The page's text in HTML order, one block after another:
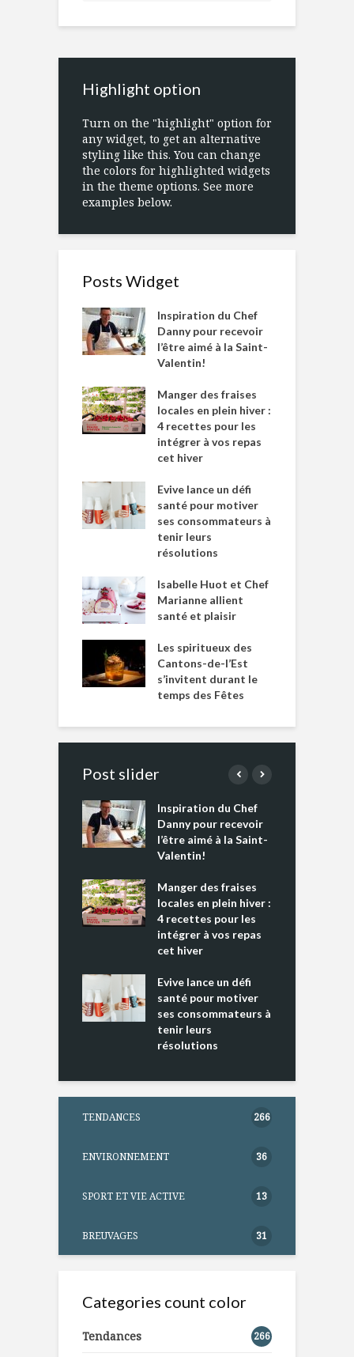
Highlight option
Turn on the "highlight" option for
any widget, to get an alternative
styling like this. You can change
the colors for highlighted widgets
in the theme options. See more
examples below.
Posts Widget
Inspiration du Chef
Danny pour recevoir
l’être aimé à la Saint-
Valentin!
Manger des fraises
locales en plein hiver :
4 recettes pour les
intégrer à vos repas
cet hiver
Evive lance un défi
santé pour motiver
ses consommateurs à
tenir leurs
résolutions
Isabelle Huot et Chef
Marianne allient
santé et plaisir
Les spiritueux des
Cantons-de-l’Est
s’invitent durant le
temps des Fêtes
Post slider
Inspiration du Chef
Danny pour recevoir
l’être aimé à la Saint-
Valentin!
Manger des fraises
locales en plein hiver :
4 recettes pour les
intégrer à vos repas
cet hiver
Evive lance un défi
santé pour motiver
ses consommateurs à
tenir leurs
résolutions
TENDANCES 266
ENVIRONNEMENT 36
SPORT ET VIE ACTIVE 13
BREUVAGES 31
Categories count color
Tendances 266